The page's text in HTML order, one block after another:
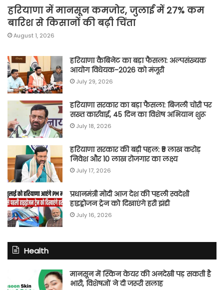
हरियाणा में मानसून कमजोर, जुलाई में 27% कम
बारिश से किसानों की बढ़ी चिंता
August 1, 2026
हरियाणा कैबिनेट का बड़ा फैसला: अल्पसंख्यक
आयोग विधेयक-2026 को मंजूरी
July 29, 2026
हरियाणा सरकार का बड़ा फैसला: बिजली चोरी पर
सख्त कार्रवाई, 45 दिन का विशेष अभियान शुरू
July 18, 2026
हरियाणा सरकार की बड़ी पहल: ₹5 लाख करोड़
निवेश और 10 लाख रोजगार का लक्ष्य
July 17, 2026
प्रधानमंत्री मोदी आज देश की पहली स्वदेशी
हाइड्रोजन ट्रेन को दिखाएंगे हरी झंडी
July 16, 2026
Health
मानसून में स्किन केयर की अनदेखी पड़ सकती है
भारी, विशेषज्ञों ने दी जरूरी सलाह